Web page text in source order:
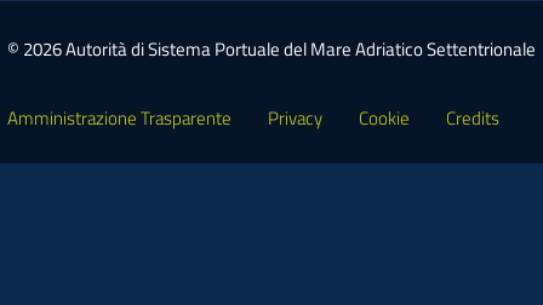
© 2026 Autorità di Sistema Portuale del Mare Adriatico Settentrionale
Amministrazione Trasparente Privacy Cookie Credits